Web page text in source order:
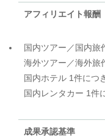
アフィリエイト報酬
国内ツアー／国内旅
海外ツアー／海外旅
国内ホテル 1件につ
国内レンタカー 1件
成果承認基準